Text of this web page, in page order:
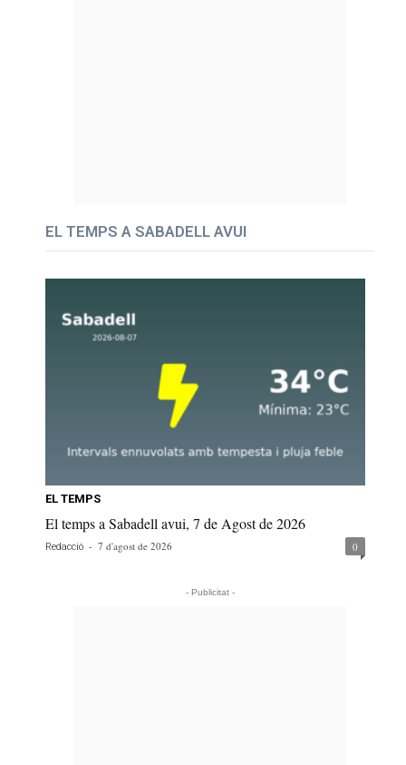
EL TEMPS A SABADELL AVUI
EL TEMPS
El temps a Sabadell avui, 7 de Agost de 2026
Redacció - 7 d'agost de 2026 0
- Publicitat -